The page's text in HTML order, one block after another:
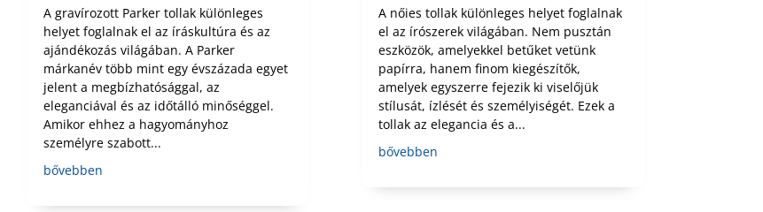
A gravírozott Parker tollak különleges
helyet foglalnak el az íráskultúra és az
ajándékozás világában. A Parker
márkanév több mint egy évszázada egyet
jelent a megbízhatósággal, az
eleganciával és az időtálló minőséggel.
Amikor ehhez a hagyományhoz
személyre szabott...
bővebben
A nőies tollak különleges helyet foglalnak
el az írószerek világában. Nem pusztán
eszközök, amelyekkel betűket vetünk
papírra, hanem finom kiegészítők,
amelyek egyszerre fejezik ki viselőjük
stílusát, ízlését és személyiségét. Ezek a
tollak az elegancia és a...
bővebben